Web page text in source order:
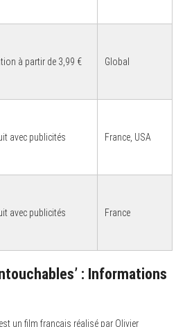
à partir de 3,99 € Global
avec publicités France, USA
avec publicités France
: Informations
un film français réalisé par Olivier